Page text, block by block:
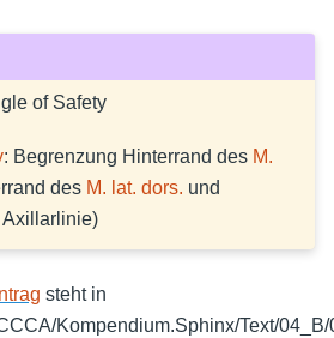
of Safety
: Begrenzung Hinterrand des M.
des M. lat. dors. und
Axillarlinie)
steht in
Kompendium.Sphinx/Text/